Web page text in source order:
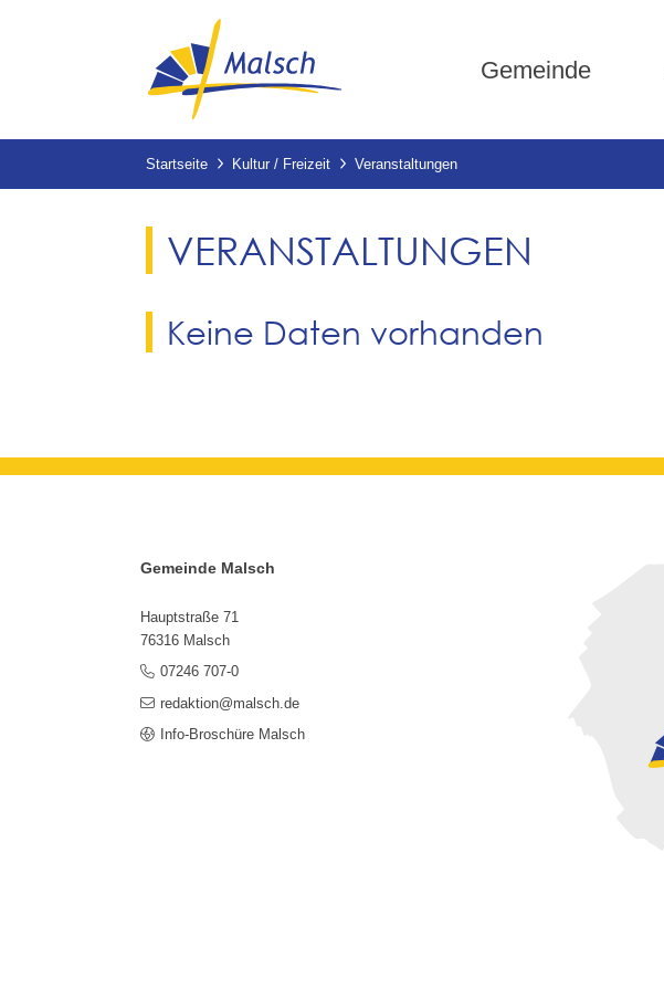
Gemeinde
Startseite Kultur / Freizeit Veranstaltungen
VERANSTALTUNGEN
Keine Daten vorhanden
Gemeinde Malsch
Hauptstraße 71
76316 Malsch
07246 707-0
redaktion@malsch.de
Info-Broschüre Malsch